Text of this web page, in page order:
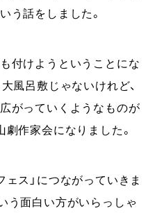
う話をしました。
付けようということにな
風呂敷じゃないけれど、
がっていくようなものが
作家会になりました。
ス」につながっていきま
う面白い方がいらっしゃ